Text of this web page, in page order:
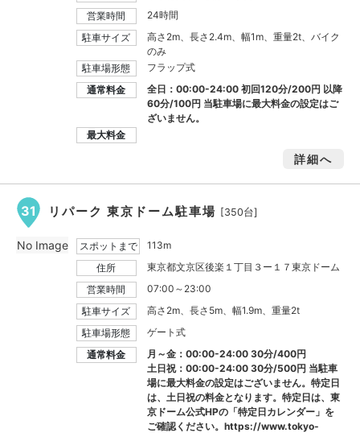
営業時間
24時間
駐車サイズ
高さ2m、長さ2.4m、幅1m、重量2t、バイク
のみ
駐車場形態
フラップ式
通常料金
全日：00:00-24:00 初回120分/200円 以降
60分/100円 当駐車場に最大料金の設定はご
ざいません。
最大料金
詳細へ
31 リパーク 東京ドーム駐車場 [350台]
スポットまで
113m
住所
東京都文京区後楽１丁目３ー１７東京ドーム
営業時間
07:00～23:00
駐車サイズ
高さ2m、長さ5m、幅1.9m、重量2t
駐車場形態
ゲート式
通常料金
月～金：00:00-24:00 30分/400円
土日祝：00:00-24:00 30分/500円 当駐車
場に最大料金の設定はございません。特定日
は、土日祝の料金となります。特定日は、東
京ドーム公式HPの「特定日カレンダー」を
ご確認ください。https://www.tokyo-
No Image